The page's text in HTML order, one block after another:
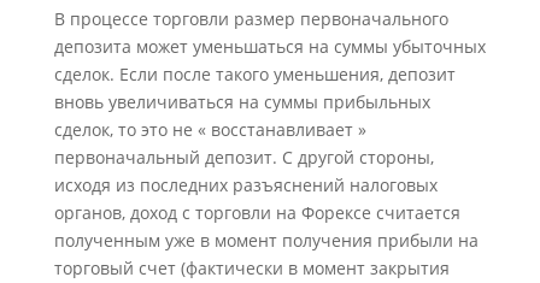
В процессе торговли размер первоначального
депозита может уменьшаться на суммы убыточных
сделок. Если после такого уменьшения, депозит
вновь увеличиваться на суммы прибыльных
сделок, то это не « восстанавливает »
первоначальный депозит. С другой стороны,
исходя из последних разъяснений налоговых
органов, доход с торговли на Форексе считается
полученным уже в момент получения прибыли на
торговый счет (фактически в момент закрытия